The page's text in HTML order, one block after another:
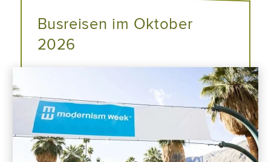
Busreisen im Oktober
2026